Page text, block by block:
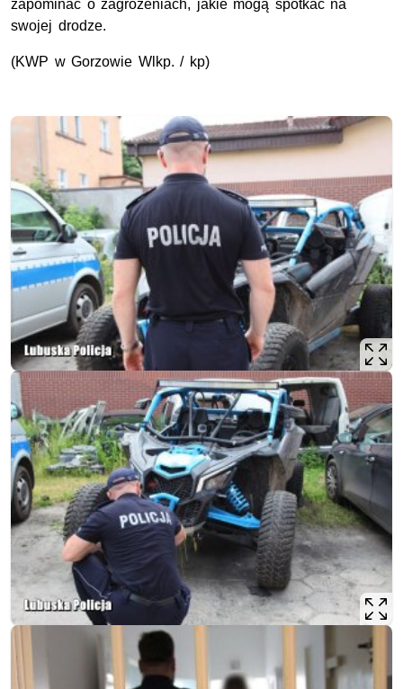
zapominać o zagrożeniach, jakie mogą spotkać na
swojej drodze.
(KWP w Gorzowie Wlkp. / kp)